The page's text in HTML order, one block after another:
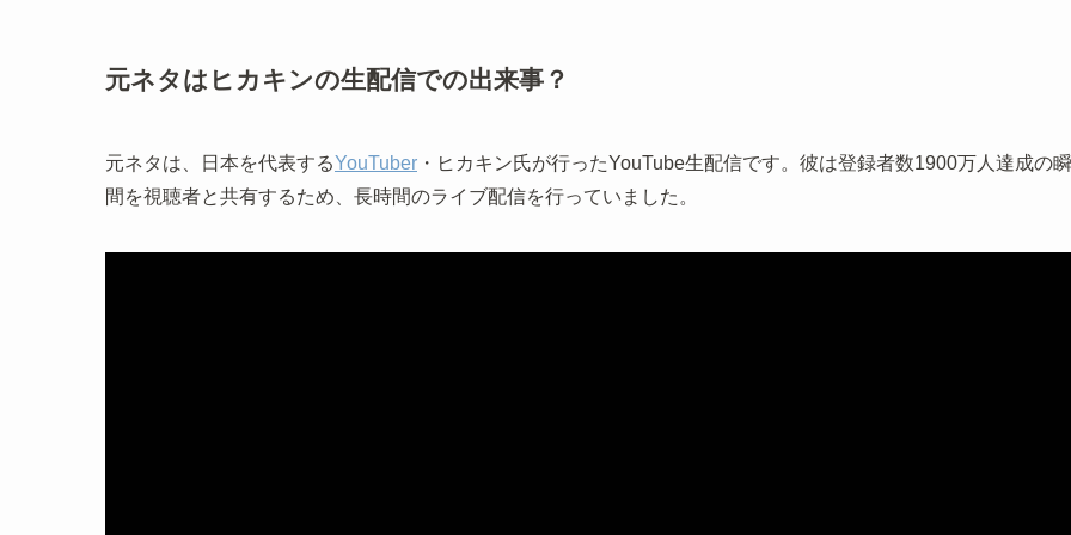
元ネタはヒカキンの生配信での出来事？
元ネタは、日本を代表するYouTuber ・ヒカキン氏が行ったYouTube生配信です。彼は登録者数1900万人達成の瞬
間を視聴者と共有するため、長時間のライブ配信を行っていました。